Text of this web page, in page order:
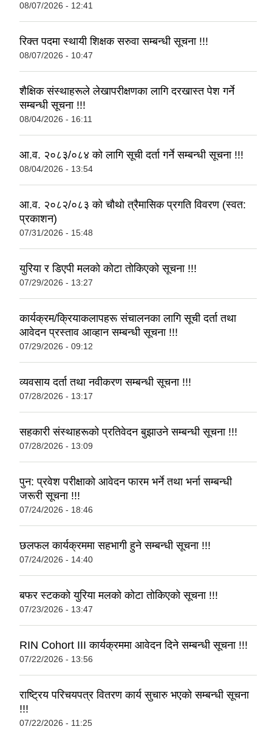
08/07/2026 - 12:41
रिक्त पदमा स्थायी शिक्षक सरुवा सम्बन्धी सूचना !!!
08/07/2026 - 10:47
शैक्षिक संस्थाहरूले लेखापरीक्षणका लागि दरखास्त पेश गर्ने
सम्बन्धी सूचना !!!
08/04/2026 - 16:11
आ.व. २०८३/०८४ को लागि सूची दर्ता गर्ने सम्बन्धी सूचना !!!
08/04/2026 - 13:54
आ.व. २०८२/०८३ को चौथो त्रैमासिक प्रगति विवरण (स्वत:
प्रकाशन)
07/31/2026 - 15:48
युरिया र डिएपी मलको कोटा तोकिएको सूचना !!!
07/29/2026 - 13:27
कार्यक्रम/क्रियाकलापहरू संचालनका लागि सूची दर्ता तथा
आवेदन प्रस्ताव आव्हान सम्बन्धी सूचना !!!
07/29/2026 - 09:12
व्यवसाय दर्ता तथा नवीकरण सम्बन्धी सूचना !!!
07/28/2026 - 13:17
सहकारी संस्थाहरूको प्रतिवेदन बुझाउने सम्बन्धी सूचना !!!
07/28/2026 - 13:09
पुन: प्रवेश परीक्षाको आवेदन फारम भर्ने तथा भर्ना सम्बन्धी
जरूरी सूचना !!!
07/24/2026 - 18:46
छलफल कार्यक्रममा सहभागी हुने सम्बन्धी सूचना !!!
07/24/2026 - 14:40
बफर स्टकको युरिया मलको कोटा तोकिएको सूचना !!!
07/23/2026 - 13:47
RIN Cohort III कार्यक्रममा आवेदन दिने सम्बन्धी सूचना !!!
07/22/2026 - 13:56
राष्ट्रिय परिचयपत्र वितरण कार्य सुचारु भएको सम्बन्धी सूचना
!!!
07/22/2026 - 11:25